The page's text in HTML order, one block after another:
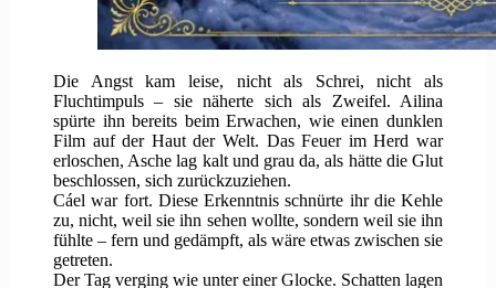
Die Angst kam leise, nicht als Schrei, nicht als
Fluchtimpuls – sie näherte sich als Zweifel. Ailina
spürte ihn bereits beim Erwachen, wie einen dunklen
Film auf der Haut der Welt. Das Feuer im Herd war
erloschen, Asche lag kalt und grau da, als hätte die Glut
beschlossen, sich zurückzuziehen.
Cáel war fort. Diese Erkenntnis schnürte ihr die Kehle
zu, nicht, weil sie ihn sehen wollte, sondern weil sie ihn
fühlte – fern und gedämpft, als wäre etwas zwischen sie
getreten.
Der Tag verging wie unter einer Glocke. Schatten lagen